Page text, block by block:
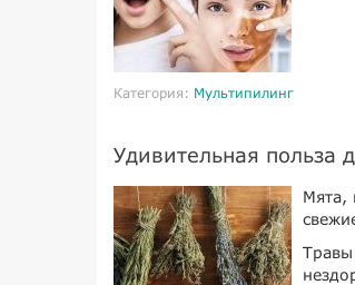
Категория: Мультипилинг
Удивительная польза
Мята,
Травы